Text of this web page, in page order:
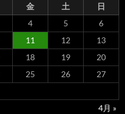
金 土
日
4 5
6
11 12
13
18 19
20
25 26
27
4月 »